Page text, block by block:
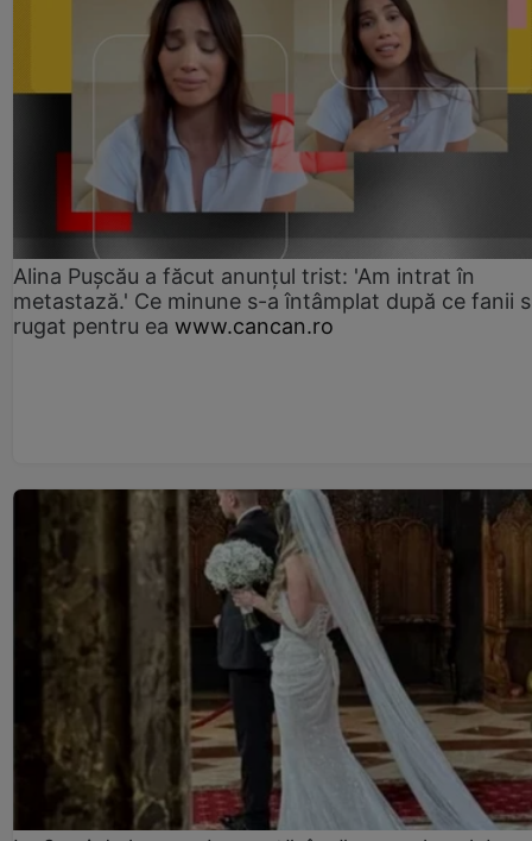
Alina Pușcău a făcut anunțul trist: 'Am intrat în
metastază.' Ce minune s-a întâmplat după ce fanii
rugat pentru ea www.cancan.ro